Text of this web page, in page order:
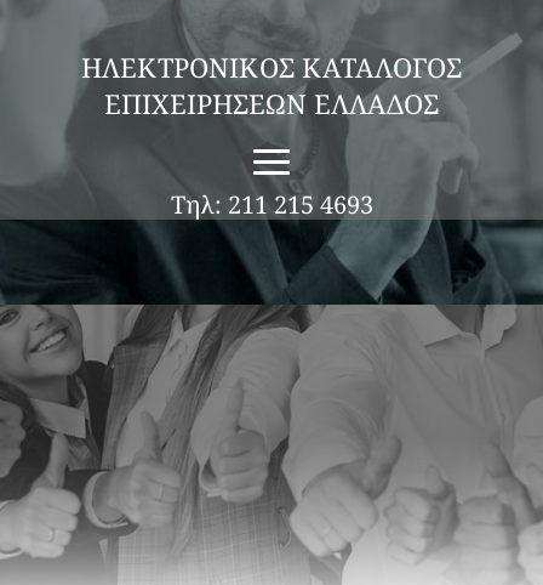
ΗΛΕΚΤΡΟΝΙΚΟΣ ΚΑΤΑΛΟΓΟΣ
ΕΠΙΧΕΙΡΗΣΕΩΝ ΕΛΛΑΔΟΣ
Τηλ: 211 215 4693
εγκαταστάσεις είναι πλήρως...